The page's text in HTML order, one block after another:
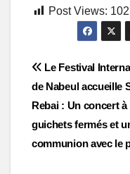
Post Views: 102
Post
Le Festival
de Nabeul accueille
Rebai : Un concert à
guichets fermés et
communion avec le